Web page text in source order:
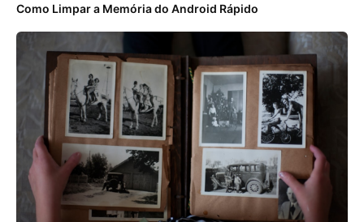
Como Limpar a Memória do Android Rápido